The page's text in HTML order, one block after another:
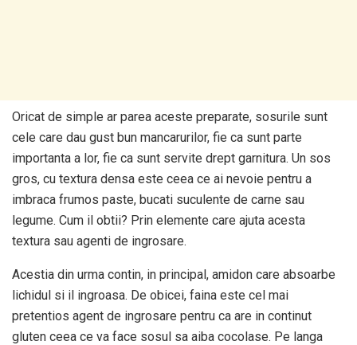
Oricat de simple ar parea aceste preparate, sosurile sunt
cele care dau gust bun mancarurilor, fie ca sunt parte
importanta a lor, fie ca sunt servite drept garnitura. Un sos
gros, cu textura densa este ceea ce ai nevoie pentru a
imbraca frumos paste, bucati suculente de carne sau
legume. Cum il obtii? Prin elemente care ajuta acesta
textura sau agenti de ingrosare.
Acestia din urma contin, in principal, amidon care absoarbe
lichidul si il ingroasa. De obicei, faina este cel mai
pretentios agent de ingrosare pentru ca are in continut
gluten ceea ce va face sosul sa aiba cocolase. Pe langa